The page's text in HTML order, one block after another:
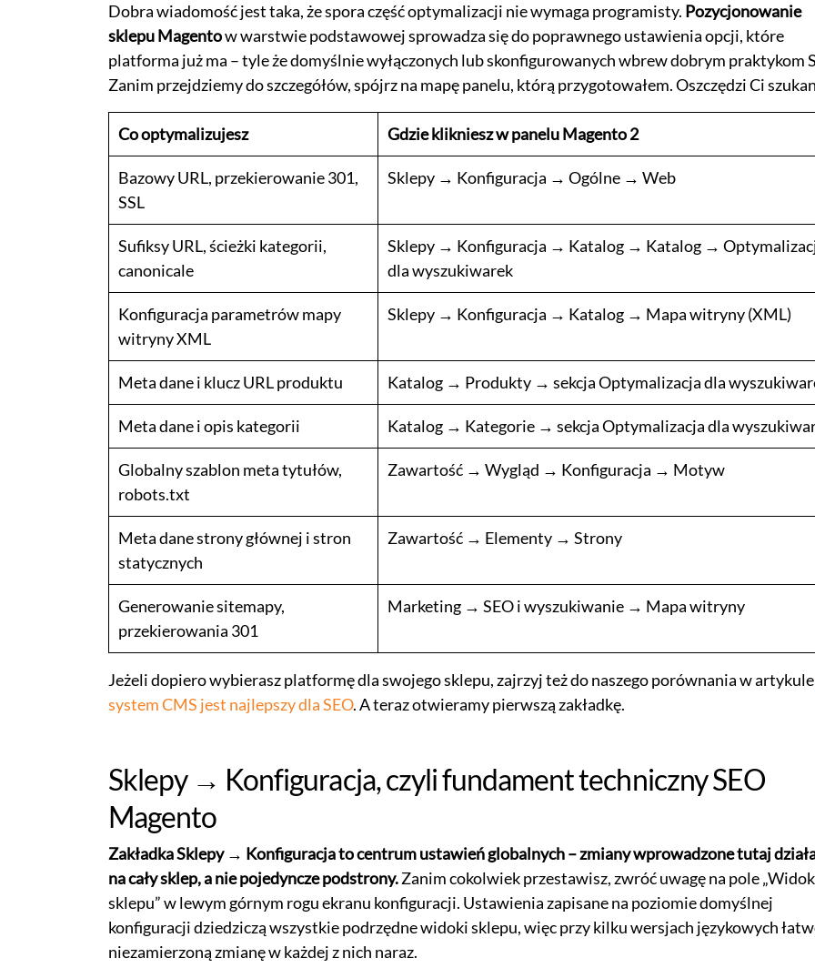
Dobra wiadomość jest taka, że spora część optymalizacji nie wymaga programisty. Pozycjonowanie
sklepu Magentow warstwie podstawowej sprowadza się do poprawnego ustawienia opcji, które
platforma już ma – tyle że domyślnie wyłączonych lub skonfigurowanych wbrew dobrym praktykom
Zanim przejdziemy do szczegółów, spójrz na mapę panelu, którą przygotowałem. Oszczędzi Ci
Co optymalizujesz Gdzie klikniesz w panelu Magento 2
Bazowy URL, przekierowanie 301,
SSL
Sklepy → Konfiguracja → Ogólne → Web
Sufiksy URL, ścieżki kategorii,
canonicale
Sklepy → Konfiguracja → Katalog → Katalog →
dla wyszukiwarek
Konfiguracja parametrów mapy
witryny XML
Sklepy → Konfiguracja → Katalog → Mapa witryny (XML)
Meta dane i klucz URL produktu Katalog → Produkty → sekcja Optymalizacja dla
Meta dane i opis kategorii Katalog → Kategorie → sekcja Optymalizacja dla
Globalny szablon meta tytułów,
robots.txt
Zawartość → Wygląd → Konfiguracja → Motyw
Meta dane strony głównej i stron
statycznych
Zawartość → Elementy → Strony
Generowanie sitemapy,
przekierowania 301
Marketing → SEO i wyszukiwanie → Mapa witryny
Jeżeli dopiero wybierasz platformę dla swojego sklepu, zajrzyj też do naszego porównania w artykule
system CMS jest najlepszy dla SEO. A teraz otwieramy pierwszą zakładkę.
Sklepy → Konfiguracja, czyli fundament techniczny SEO
Magento
Zakładka Sklepy → Konfiguracja to centrum ustawień globalnych – zmiany wprowadzone tutaj
na cały sklep, a nie pojedyncze podstrony.Zanim cokolwiek przestawisz, zwróć uwagę na pole „Widok
sklepu” w lewym górnym rogu ekranu konfiguracji. Ustawienia zapisane na poziomie domyślnej
konfiguracji dziedziczą wszystkie podrzędne widoki sklepu, więc przy kilku wersjach językowych
niezamierzoną zmianę w każdej z nich naraz.